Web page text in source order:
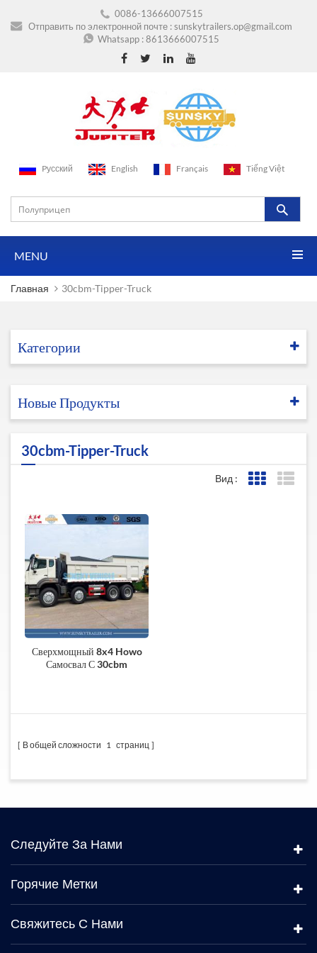
0086-13666007515
Отправить по электронной почте :sunskytrailers.op@gmail.com
Whatsapp :8613666007515
Pусский English Français Tiếng Việt
MENU
Главная 30cbm-Tipper-Truck
Категории
Новые Продукты
30cbm-Tipper-Truck
Вид :
Сверхмощный 8x4 Howo
Самосвал С 30cbm
В общей сложности 1 страниц
Следуйте За Нами
Горячие Метки
Свяжитесь С Нами